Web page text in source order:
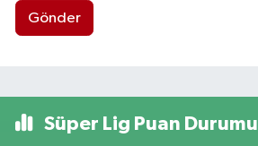
Gönder
Süper Lig Puan Durumu